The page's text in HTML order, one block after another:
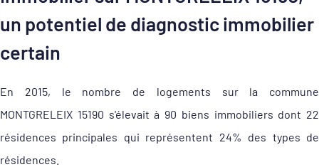
un potentiel de diagnostic immobilier
certain
En 2015, le nombre de logements sur la commune
MONTGRELEIX 15190 s'élevait à 90 biens immobiliers dont 22
résidences principales qui représentent 24% des types de
résidences.